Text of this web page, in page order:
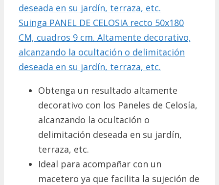
Suinga PANEL DE CELOSIA recto 50x180
CM, cuadros 9 cm. Altamente decorativo,
alcanzando la ocultación o delimitación
deseada en su jardín, terraza, etc.
Obtenga un resultado altamente
decorativo con los Paneles de Celosía,
alcanzando la ocultación o
delimitación deseada en su jardín,
terraza, etc.
Ideal para acompañar con un
macetero ya que facilita la sujeción de